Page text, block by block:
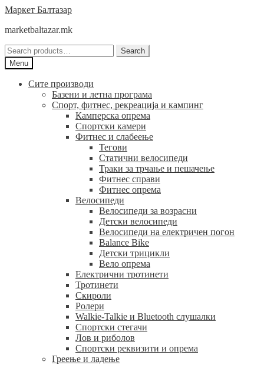
Skip
navigation
Skip
content
Маркет Балтазар
marketbaltazar.mk
Search
for:
Search
Menu
Сите производи
Базени и летна програма
Спорт, фитнес, рекреација и кампинг
Камперска опрема
Спортски камери
Фитнес и слабеење
Тегови
Статични велосипеди
Траки за трчање и пешачење
Фитнес справи
Фитнес опрема
Велосипеди
Велосипеди за возрасни
Детски велосипеди
Велосипеди на електричен погон
Balance Bike
Детски трицикли
Вело опрема
Електрични тротинети
Тротинети
Скироли
Ролери
Walkie-Talkie и Bluetooth слушалки
Спортски стегачи
Лов и риболов
Спортски реквизити и опрема
Греење и ладење